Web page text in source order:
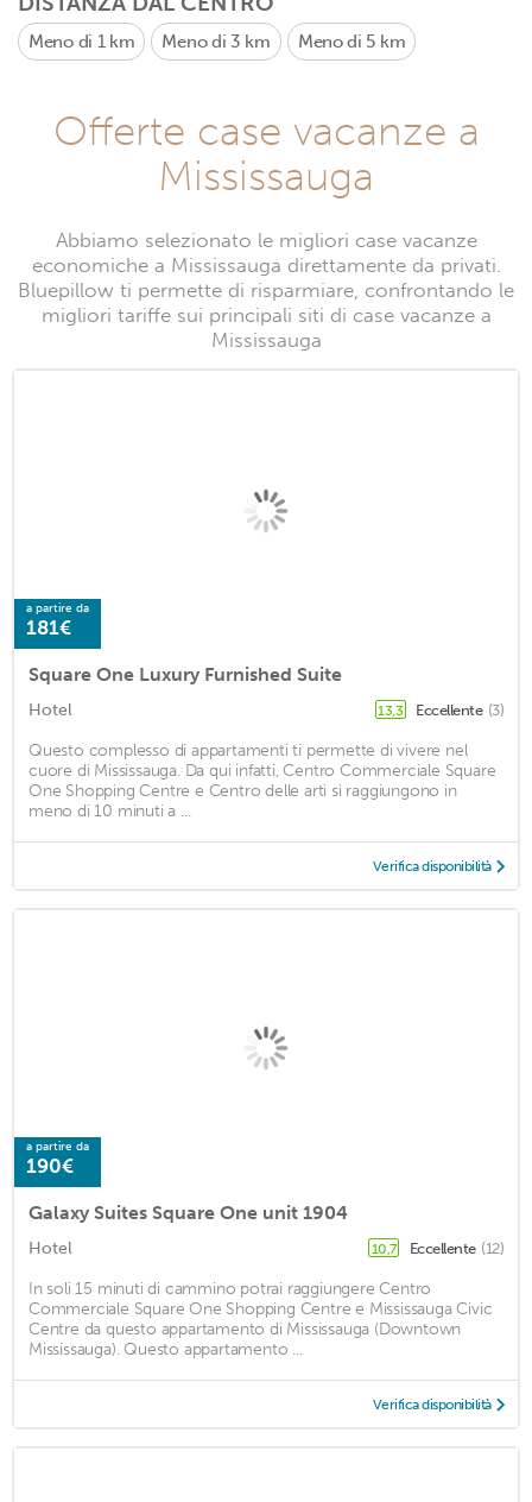
Meno di 1 km Meno di 3 km Meno di 5 km
Offerte case vacanze a
Mississauga
Abbiamo selezionato le migliori case vacanze
economiche a Mississauga direttamente da privati.
Bluepillow ti permette di risparmiare, confrontando le
migliori tariffe sui principali siti di case vacanze a
Mississauga
a partire da
181€
Square One Luxury Furnished Suite
Hotel 13,3 Eccellente (3)
Questo complesso di appartamenti ti permette di vivere nel
cuore di Mississauga. Da qui infatti, Centro Commerciale Square
One Shopping Centre e Centro delle arti si raggiungono in
meno di 10 minuti a ...
Verifica disponibilità
a partire da
190€
Galaxy Suites Square One unit 1904
Hotel 10,7 Eccellente (12)
In soli 15 minuti di cammino potrai raggiungere Centro
Commerciale Square One Shopping Centre e Mississauga Civic
Centre da questo appartamento di Mississauga (Downtown
Mississauga). Questo appartamento ...
Verifica disponibilità